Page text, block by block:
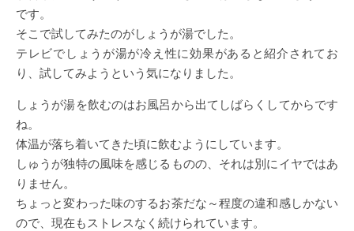
です。
そこで試してみたのがしょうが湯でした。
テレビでしょうが湯が冷え性に効果があると紹介されてお
り、試してみようという気になりました。
しょうが湯を飲むのはお風呂から出てしばらくしてからです
ね。
体温が落ち着いてきた頃に飲むようにしています。
しゅうが独特の風味を感じるものの、それは別にイヤではあ
りません。
ちょっと変わった味のするお茶だな～程度の違和感しかない
ので、現在もストレスなく続けられています。